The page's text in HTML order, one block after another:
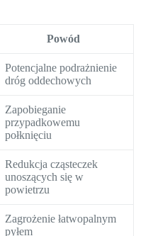
Powód
Potencjalne podrażnienie
dróg oddechowych
Zapobieganie
przypadkowemu
połknięciu
Redukcja cząsteczek
unoszących się w
powietrzu
Zagrożenie łatwopalnym
pyłem